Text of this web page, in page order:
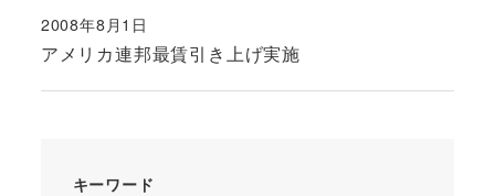
アメリカ連邦最賃引き上げ実施
投稿日
2008年8月1日
キーワード